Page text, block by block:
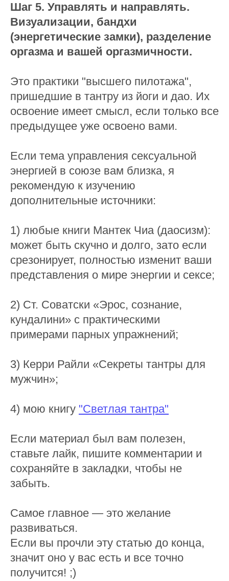
Шаг 5. Управлять и направлять.
Визуализации, бандхи
(энергетические замки), разделение
оргазма и вашей оргазмичности.
Это практики "высшего пилотажа",
пришедшие в тантру из йоги и дао. Их
освоение имеет смысл, если только все
предыдущее уже освоено вами.
Если тема управления сексуальной
энергией в союзе вам близка, я
рекомендую к изучению
дополнительные источники:
1) любые книги Мантек Чиа (даосизм):
может быть скучно и долго, зато если
срезонирует, полностью изменит ваши
представления о мире энергии и сексе;
2) Ст. Соватски «Эрос, сознание,
кундалини» с практическими
примерами парных упражнений;
3) Керри Райли «Секреты тантры для
мужчин»;
4) мою книгу "Светлая тантра"
Если материал был вам полезен,
ставьте лайк, пишите комментарии и
сохраняйте в закладки, чтобы не
забыть.
Самое главное — это желание
развиваться.
Если вы прочли эту статью до конца,
значит оно у вас есть и все точно
получится! ;)